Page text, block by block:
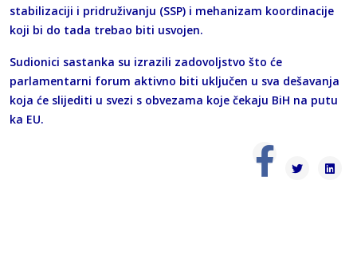
stabilizaciji i pridruživanju (SSP) i mehanizam koordinacije
koji bi do tada trebao biti usvojen.
Sudionici sastanka su izrazili zadovoljstvo što će
parlamentarni forum aktivno biti uključen u sva dešavanja
koja će slijediti u svezi s obvezama koje čekaju BiH na putu
ka EU.